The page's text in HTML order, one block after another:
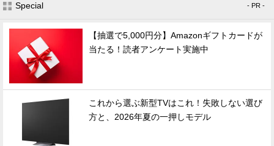
Special - PR -
【抽選で5,000円分】Amazonギフトカードが
当たる！読者アンケート実施中
これから選ぶ新型TVはこれ！失敗しない選び
方と、2026年夏の一押しモデル